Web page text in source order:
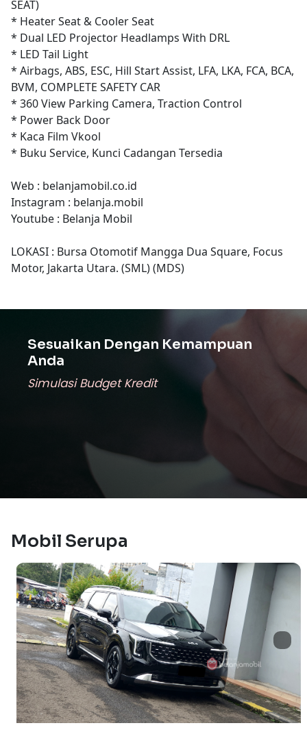
SEAT)
* Heater Seat & Cooler Seat
* Dual LED Projector Headlamps With DRL
* LED Tail Light
* Airbags, ABS, ESC, Hill Start Assist, LFA, LKA, FCA, BCA,
BVM, COMPLETE SAFETY CAR
* 360 View Parking Camera, Traction Control
* Power Back Door
* Kaca Film Vkool
* Buku Service, Kunci Cadangan Tersedia
Web : belanjamobil.co.id
Instagram : belanja.mobil
Youtube : Belanja Mobil
LOKASI : Bursa Otomotif Mangga Dua Square, Focus
Motor, Jakarta Utara. (SML) (MDS)
Sesuaikan Dengan Kemampuan
Anda
Simulasi Budget Kredit
Mobil Serupa